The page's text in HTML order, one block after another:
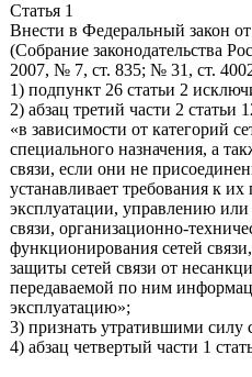
Статья 1
Внести в Федеральный закон
(Собрание законодательства
2007, № 7, ст. 835; № 31, ст.
1) подпункт 26 статьи 2
2) абзац третий части 2
«в зависимости от категорий
специального назначения, а
связи, если они не
устанавливает требования к
эксплуатации, управлению
связи, организационно-
функционирования сетей
защиты сетей связи от
передаваемой по ним
эксплуатацию»;
3) признать утратившими силу
4) абзац четвертый части 1